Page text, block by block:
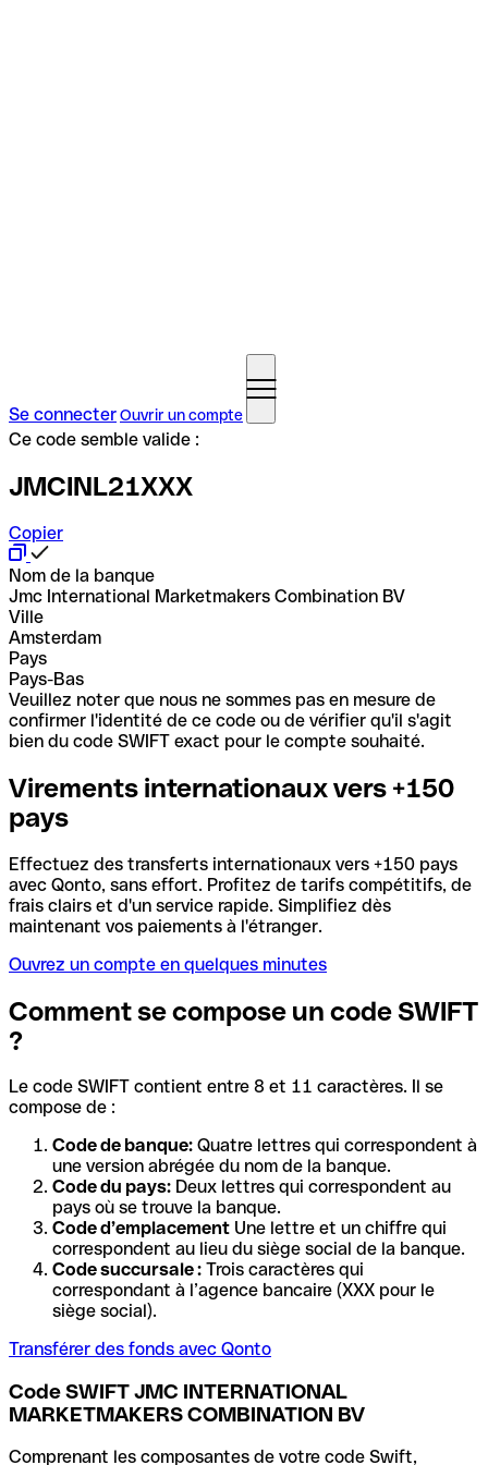
Se connecterOuvrir un compte
Ce code semble valide :
JMCINL21XXX
Copier
Nom de la banque
Jmc International Marketmakers Combination BV
Ville
Amsterdam
Pays
Pays-Bas
Veuillez noter que nous ne sommes pas en mesure de
confirmer l'identité de ce code ou de vérifier qu'il s'agit
bien du code SWIFT exact pour le compte souhaité.
Virements internationaux vers +150
pays
Effectuez des transferts internationaux vers +150 pays
avec Qonto, sans effort. Profitez de tarifs compétitifs, de
frais clairs et d'un service rapide. Simplifiez dès
maintenant vos paiements à l'étranger.
Ouvrez un compte en quelques minutes
Comment se compose un code SWIFT
?
Le code SWIFT contient entre 8 et 11 caractères. Il se
compose de :
Code de banque: Quatre lettres qui correspondent à
une version abrégée du nom de la banque.
Code du pays: Deux lettres qui correspondent au
pays où se trouve la banque.
Code d’emplacement Une lettre et un chiffre qui
correspondent au lieu du siège social de la banque.
Code succursale : Trois caractères qui
correspondant à l’agence bancaire (XXX pour le
siège social).
Transférer des fonds avec Qonto
Code SWIFT JMC INTERNATIONAL
MARKETMAKERS COMBINATION BV
Comprenant les composantes de votre code Swift,